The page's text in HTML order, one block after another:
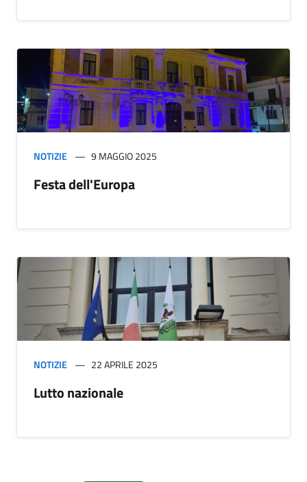
NOTIZIE 9 MAGGIO 2025
Festa dell'Europa
NOTIZIE 22 APRILE 2025
Lutto nazionale